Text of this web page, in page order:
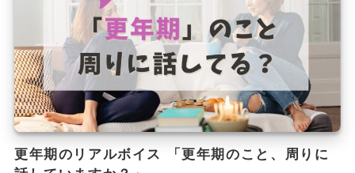
更年期のリアルボイス 「更年期のこと、周りに